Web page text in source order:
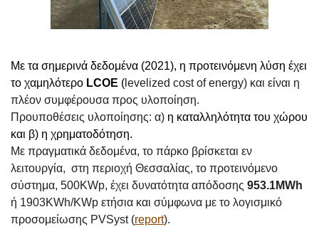
Με τα σημερινά δεδομένα (2021), η προτεινόμενη λύση έχει
το χαμηλότερο LCOE ( levelized cost of energy) και είναι η
πλέον συμφέρουσα προς υλοποίηση.
Προυποθέσεις υλοποίησης: α) η καταλληλότητα του χώρου
και β) η χρηματοδότηση.
Με πραγματικά δεδομένα, το πάρκο βρίσκεται εν
λειτουργία, στη περιοχή Θεσσαλίας, το προτεινόμενο
σύστημα, 500KWp, έχει δυνατότητα απόδοσης 953.1MWh
ή 1903KWh/KWp ετήσια και σύμφωνα με το λογισμικό
προσομείωσης PVSyst (report).